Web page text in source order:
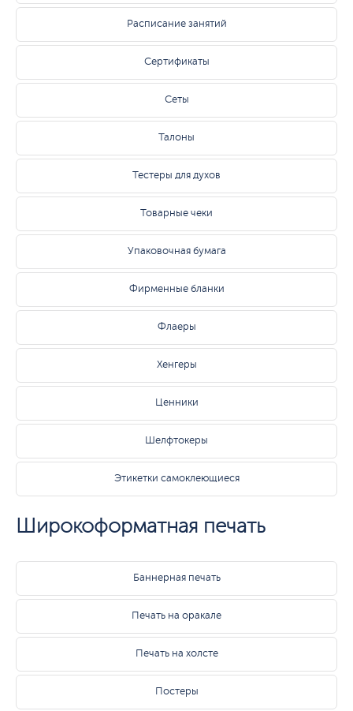
Расписание занятий
Сертификаты
Сеты
Талоны
Тестеры для духов
Товарные чеки
Упаковочная бумага
Фирменные бланки
Флаеры
Хенгеры
Ценники
Шелфтокеры
Этикетки самоклеющиеся
Широкоформатная печать
Баннерная печать
Печать на оракале
Печать на холсте
Постеры